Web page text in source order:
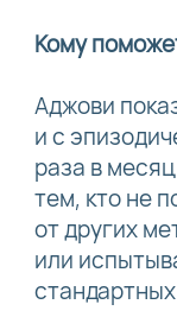
Кому
Аджови
и с
раза в
тем, кто не
от других
или